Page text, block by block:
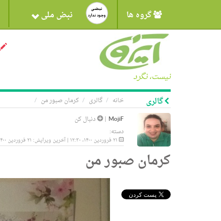
گروه ها نبض ملی
نیست، نگرد
خانه گالری کرمان صبور من گالری
MojiF
|
دنبال کن
دسته:
کرمان صبور من